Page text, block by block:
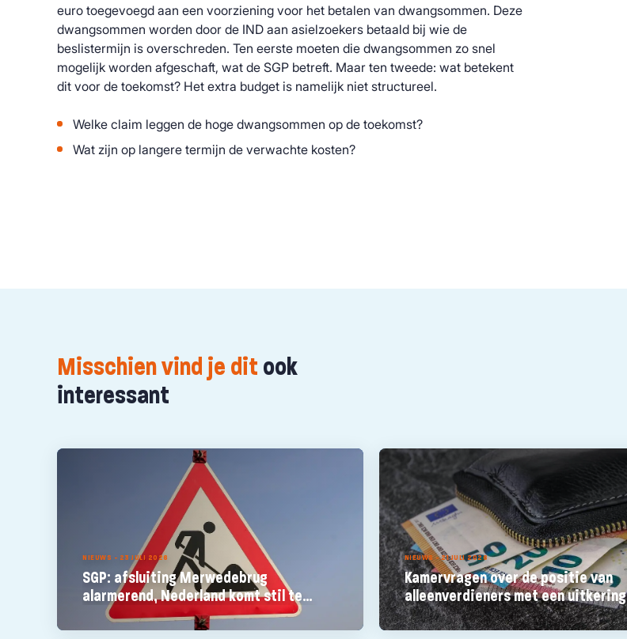
euro toegevoegd aan een voorziening voor het betalen van dwangsommen. Deze
dwangsommen worden door de IND aan asielzoekers betaald bij wie de
beslistermijn is overschreden. Ten eerste moeten die dwangsommen zo snel
mogelijk worden afgeschaft, wat de SGP betreft. Maar ten tweede: wat betekent
dit voor de toekomst? Het extra budget is namelijk niet structureel.
Welke claim leggen de hoge dwangsommen op de toekomst?
Wat zijn op langere termijn de verwachte kosten?
Misschien vind je dit ook
interessant
NIEUWS - 23 JULI 2026
SGP: afsluiting Merwedebrug
alarmerend, Nederland komt stil te
staan
NIEUWS - 21 JULI 2026
Kamervragen over de positie van
alleenverdieners met een uitkering